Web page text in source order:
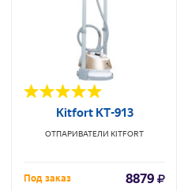
Kitfort КТ-913
ОТПАРИВАТЕЛИ KITFORT
Под заказ 8879